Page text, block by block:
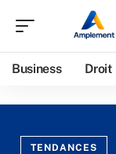
Business Droit
TENDANCES